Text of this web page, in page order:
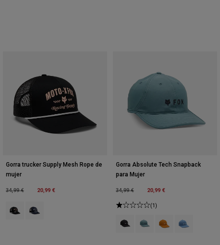
Gorra trucker Supply Mesh Rope de
mujer
Price reduced from
34,99 €to 20,99 €
Product swatch type of Negro.
Product swatch type of Azul medianoche.
Gorra Absolute Tech Snapback
para Mujer
Price reduced from
34,99 €to 20,99 €
(1)
Product swatch type of Negro.
Product swatch type of
Product swatch
Product